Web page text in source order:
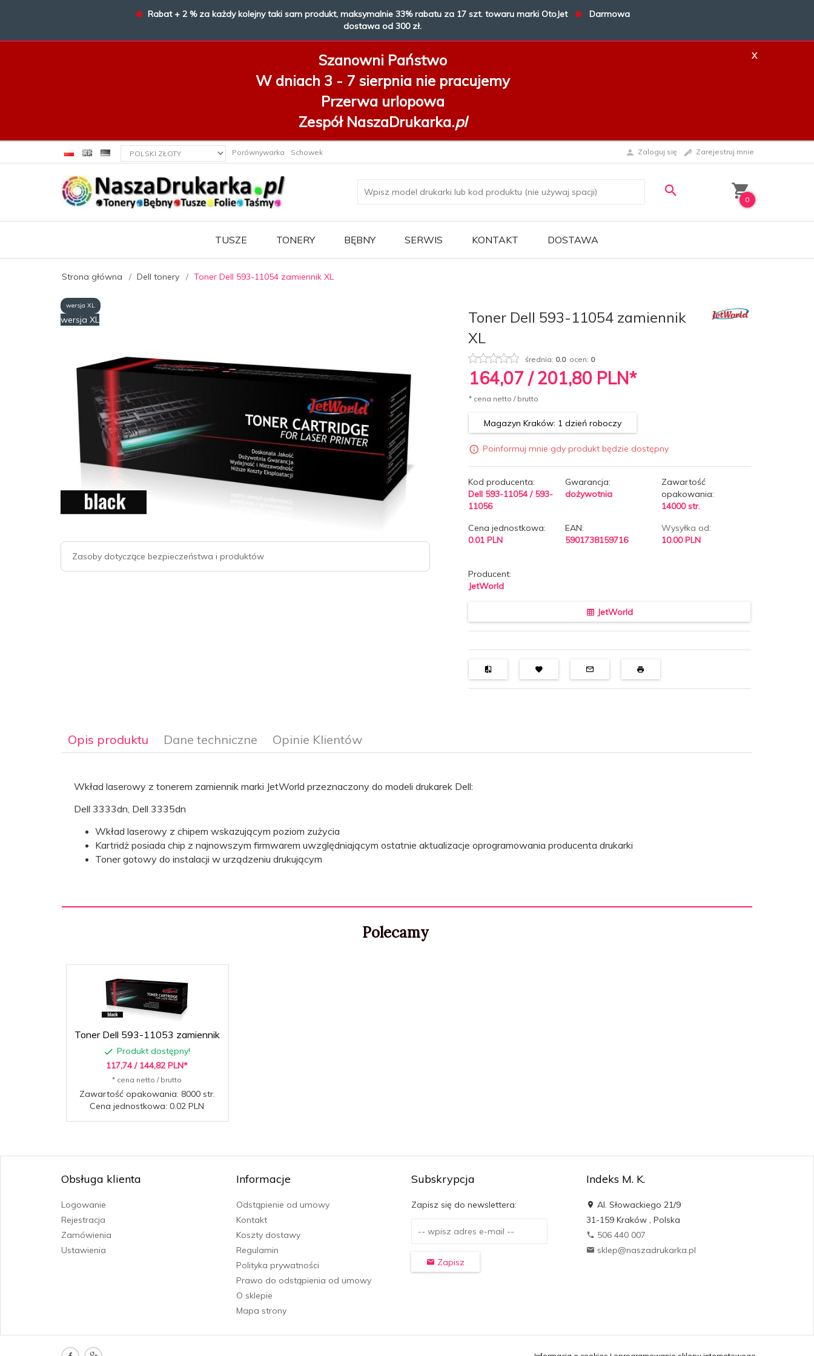
⊕ Rabat + 2 % za każdy kolejny taki sam produkt, maksymalnie 33% rabatu za 17 szt. towaru marki OtoJet ⊕ Darmowa
dostawa od 300 zł.
Szanowni Państwo
W dniach 3 - 7 sierpnia nie pracujemy
Przerwa urlopowa
Zespół NaszaDrukarka.pl
X
currency_h Porównywarka Schowek Zaloguj się Zarejestruj mnie
0
TUSZE TONERY BĘBNY SERWIS KONTAKT DOSTAWA
Strona główna Dell tonery Toner Dell 593-11054 zamiennik XL
wersja XL
wersja XL
Zasoby dotyczące bezpieczeństwa i produktów
Toner Dell 593-11054 zamiennik
XL
średnia: 0.0ocen: 0
164,07 / 201,80 PLN*
* cena netto / brutto
Magazyn Kraków: 1 dzień roboczy
Poinformuj mnie gdy produkt będzie dostępny
Kod producenta:
Dell 593-11054 / 593-
11056
Gwarancja:
dożywotnia
Zawartość
opakowania:
14000 str.
Cena jednostkowa:
0.01 PLN
EAN:
5901738159716
Wysyłka od:
10.00 PLN
Producent:
JetWorld
JetWorld
Opis produktu Dane techniczne Opinie Klientów
Wkład laserowy z tonerem zamiennik marki JetWorld przeznaczony do modeli drukarek Dell:
Dell 3333dn, Dell 3335dn
Wkład laserowy z chipem wskazującym poziom zużycia
Kartridż posiada chip z najnowszym firmwarem uwzględniającym ostatnie aktualizacje oprogramowania producenta drukarki
Toner gotowy do instalacji w urządzeniu drukującym
- wkładu
laserowego:
Dell 593-11054
Kolor: Black
laserowej:
Polecamy
Toner Dell 593-11053 zamiennik
Produkt dostępny!
117,74 / 144,82 PLN*
* cena netto / brutto
Zawartość opakowania: 8000 str.
Cena jednostkowa: 0.02 PLN
Obsługa klienta
Logowanie
Rejestracja
Zamówienia
Ustawienia
Informacje
Odstąpienie od umowy
Kontakt
Koszty dostawy
Regulamin
Polityka prywatności
Prawo do odstąpienia od umowy
O sklepie
Mapa strony
Subskrypcja
Zapisz się do newslettera:
Zapisz
Indeks M. K.
Al. Słowackiego 21/9
31-159 Kraków, Polska
506 440 007
sklep@naszadrukarka.pl